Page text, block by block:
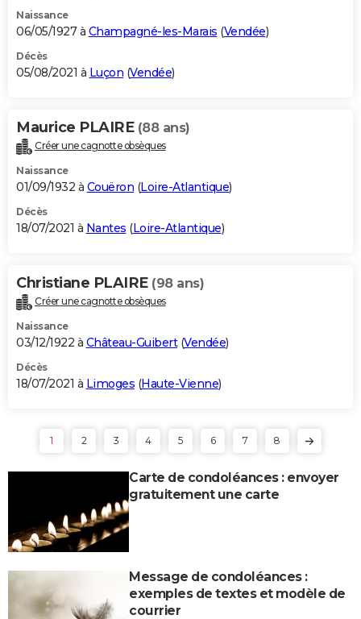
Naissance
06/05/1927 à Champagné-les-Marais (Vendée)
Décès
05/08/2021 à Luçon (Vendée)
Maurice PLAIRE (88 ans)
Créer une cagnotte obsèques
Naissance
01/09/1932 à Couëron (Loire-Atlantique)
Décès
18/07/2021 à Nantes (Loire-Atlantique)
Christiane PLAIRE (98 ans)
Créer une cagnotte obsèques
Naissance
03/12/1922 à Château-Guibert(Vendée)
Décès
18/07/2021 à Limoges (Haute-Vienne)
1 2 3 4 5 6 7 8
Carte de condoléances : envoyer
gratuitement une carte
Message de condoléances :
exemples de textes et modèle de
courrier